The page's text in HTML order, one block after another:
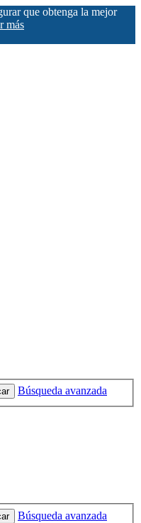
que obtenga la mejor
más
Búsqueda avanzada
Búsqueda avanzada